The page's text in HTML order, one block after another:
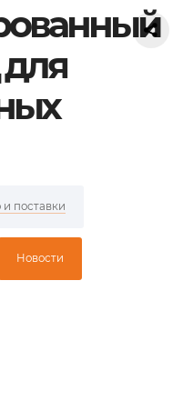
поставки
Новости